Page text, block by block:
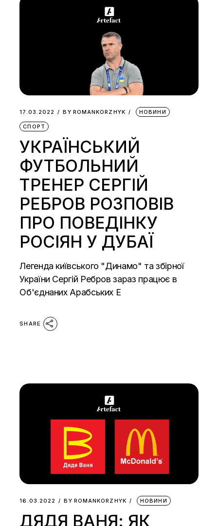
17.03.2022 BY ROMANKORZHYK НОВИНИ
СПОРТ
УКРАЇНСЬКИЙ
ФУТБОЛЬНИЙ
ТРЕНЕР СЕРГІЙ
РЕБРОВ РОЗПОВІВ
ПРО ПОВЕДІНКУ
РОСІЯН У ДУБАЇ
Легенда київського "Динамо" та збірної
України Сергій Ребров зараз працює в
Об'єднаних Арабських Е
SHARE
16.03.2022 BY ROMANKORZHYK НОВИНИ
ДЯДЯ ВАНЯ: ЯК